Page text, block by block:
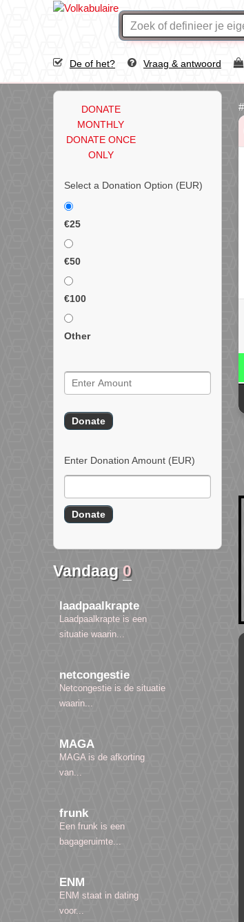
De of het? Vraag & antwoord
DONATE
MONTHLY
DONATE ONCE
ONLY
Select a Donation Option (EUR)
€25
€50
€100
Other
Enter Donation Amount (EUR)
Vandaag 0
laadpaalkrapte
Laadpaalkrapte is een
situatie waarin...
netcongestie
Netcongestie is de situatie
waarin...
MAGA
MAGA is de afkorting
van...
frunk
Een frunk is een
bagageruimte...
ENM
ENM staat in dating
voor...